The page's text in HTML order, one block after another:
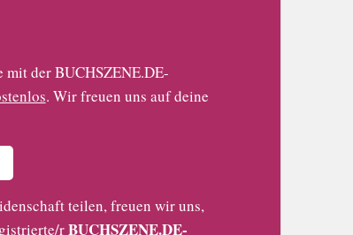
mit der BUCHSZENE.DE-
. Wir freuen uns auf deine
teilen, freuen wir uns,
rBUCHSZENE.DE-